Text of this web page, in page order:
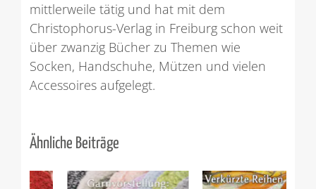
mittlerweile tätig und hat mit dem
Christophorus-Verlag in Freiburg schon weit
über zwanzig Bücher zu Themen wie
Socken, Handschuhe, Mützen und vielen
Accessoires aufgelegt.
Ähnliche Beiträge